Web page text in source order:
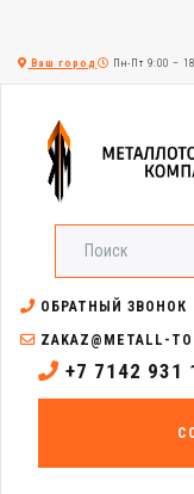
Ваш город Пн-Пт 9:00 –
ОБРАТНЫЙ ЗВОНОК
ZAKAZ@METALL-
+7 7142 931